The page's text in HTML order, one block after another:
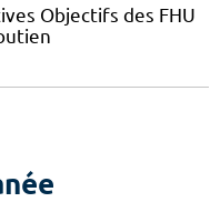
Objectifs des FHU